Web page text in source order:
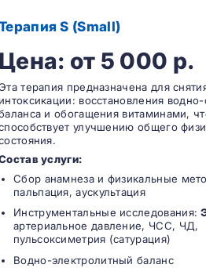
S (Small)
Цена: от 5 000 р.
терапия предназначена для
интоксикации: восстановления
и обогащения витаминами,
улучшению общего
услуги:
Сбор анамнеза и физикальные
пальпация, аускультация
Инструментальные исследования:
артериальное давление, ЧСС, ЧД,
пульсоксиметрия (сатурация)
Водно-электролитный баланс